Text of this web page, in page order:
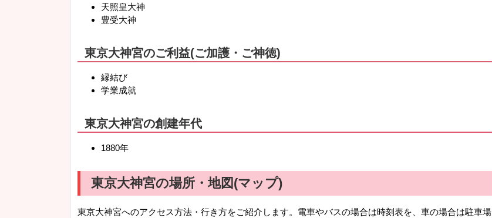
天照皇大神
豊受大神
東京大神宮のご利益(ご加護・ご神徳)
縁結び
学業成就
東京大神宮の創建年代
1880年
東京大神宮の場所・地図(マップ)
東京大神宮へのアクセス方法・行き方をご紹介します。電車やバスの場合は時刻表を、車の場合は駐車場